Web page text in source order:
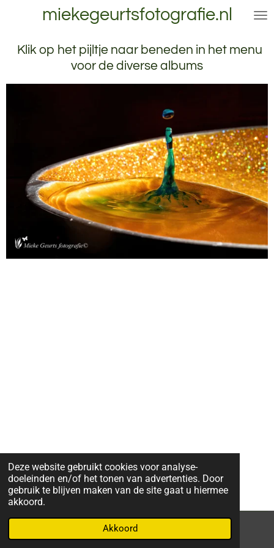
Deze website gebruikt cookies voor analyse-
doeleinden en/of het tonen van advertenties. Door
gebruik te blijven maken van de site gaat u hiermee
akkoord.
Akkoord
naar
miekegeurtsfotografie.nl
Klik op het pijltje naar beneden in het menu
voor de diverse albums
© 2022 - 2026 miekegeurtsfotografie.nl